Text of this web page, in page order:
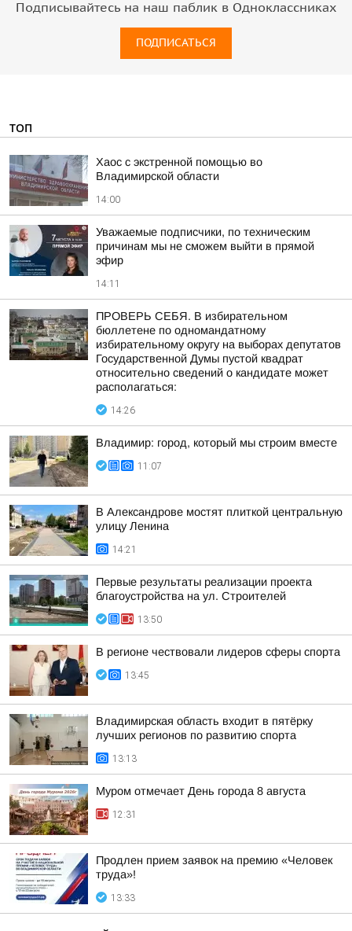
Подписывайтесь на наш паблик в Одноклассниках
ПОДПИСАТЬСЯ
ТОП
Хаос с экстренной помощью во
Владимирской области
14:00
Уважаемые подписчики, по техническим
причинам мы не сможем выйти в прямой
эфир
14:11
ПРОВЕРЬ СЕБЯ. В избирательном
бюллетене по одномандатному
избирательному округу на выборах депутатов
Государственной Думы пустой квадрат
относительно сведений о кандидате может
располагаться:
14:26
Владимир: город, который мы строим вместе
11:07
В Александрове мостят плиткой центральную
улицу Ленина
14:21
Первые результаты реализации проекта
благоустройства на ул. Строителей
13:50
В регионе чествовали лидеров сферы спорта
13:45
Владимирская область входит в пятёрку
лучших регионов по развитию спорта
13:13
Муром отмечает День города 8 августа
12:31
Продлен прием заявок на премию «Человек
труда»!
13:33